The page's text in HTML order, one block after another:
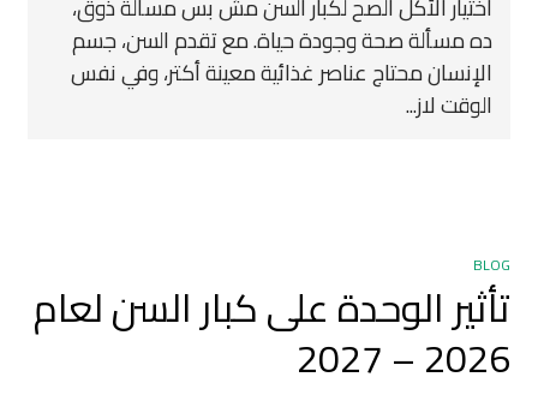
ده مسألة صحة وجودة حياة. مع تقدم السن، جسم
الإنسان محتاج عناصر غذائية معينة أكتر، وفي نفس
الوقت لاز...
BLOG
تأثير الوحدة على كبار السن لعام
2026 – 2027